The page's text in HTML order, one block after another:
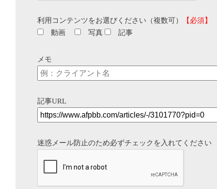
利用コンテンツをお選びください（複数可）
【必須】
動画
写真 記事
メモ
記事URL
迷惑メール防止のため必ずチェックを入れてください